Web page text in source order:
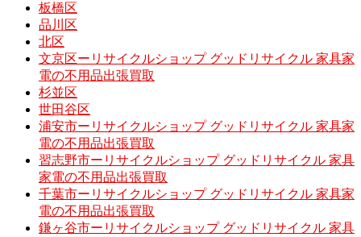
板橋区
品川区
北区
文京区ーリサイクルショップ グッドリサイクル 家具家
電の不用品出張買取
杉並区
世田谷区
浦安市ーリサイクルショップ グッドリサイクル 家具家
電の不用品出張買取
習志野市ーリサイクルショップ グッドリサイクル 家具
家電の不用品出張買取
千葉市ーリサイクルショップ グッドリサイクル 家具家
電の不用品出張買取
鎌ヶ谷市ーリサイクルショップ グッドリサイクル 家具